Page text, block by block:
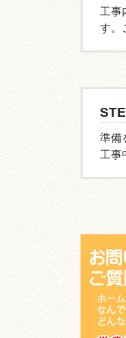
工事
す。
準備
工事